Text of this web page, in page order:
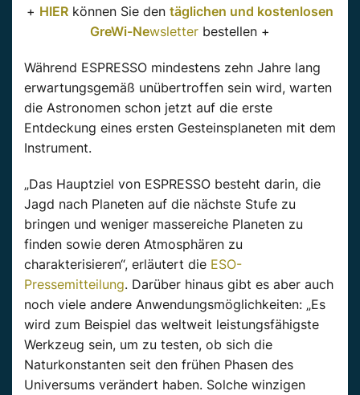
+ HIER können Sie den täglichen und kostenlosen
GreWi-Newsletter bestellen +
Während ESPRESSO mindestens zehn Jahre lang
erwartungsgemäß unübertroffen sein wird, warten
die Astronomen schon jetzt auf die erste
Entdeckung eines ersten Gesteinsplaneten mit dem
Instrument.
„Das Hauptziel von ESPRESSO besteht darin, die
Jagd nach Planeten auf die nächste Stufe zu
bringen und weniger massereiche Planeten zu
finden sowie deren Atmosphären zu
charakterisieren“, erläutert die ESO-
Pressemitteilung. Darüber hinaus gibt es aber auch
noch viele andere Anwendungsmöglichkeiten: „Es
wird zum Beispiel das weltweit leistungsfähigste
Werkzeug sein, um zu testen, ob sich die
Naturkonstanten seit den frühen Phasen des
Universums verändert haben. Solche winzigen